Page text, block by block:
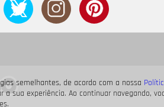
semelhantes, de acordo com a nossa
a sua experiência. Ao continuar navegando,